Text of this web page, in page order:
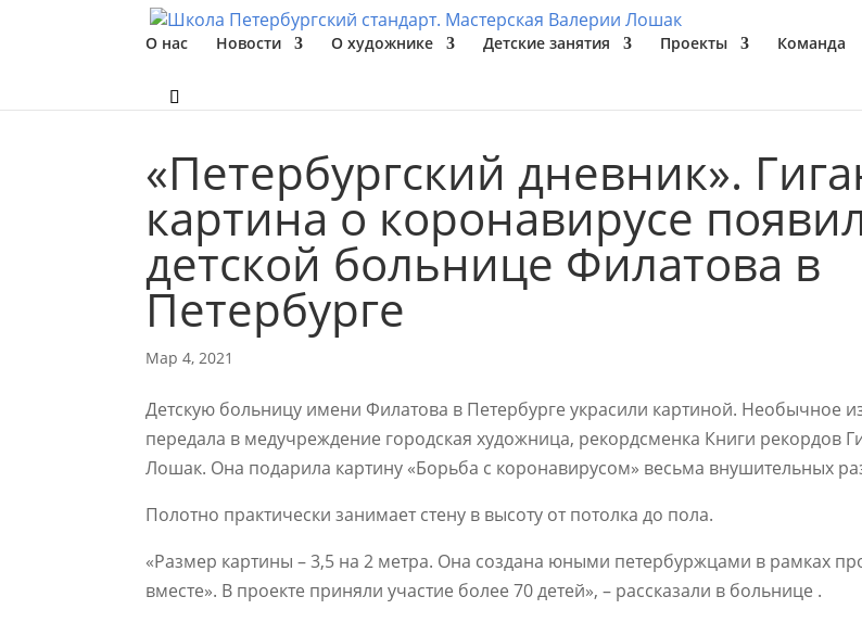
О нас Новости О художнике Детские занятия Проекты Команда
«Петербургский дневник».
картина о коронавирусе
детской больнице Филатова в
Петербурге
Мар 4, 2021
Детскую больницу имени Филатова в Петербурге украсили картиной. Необычное
передала в медучреждение городская художница, рекордсменка Книги рекордов
Лошак. Она подарила картину «Борьба с коронавирусом» весьма внушительных
Полотно практически занимает стену в высоту от потолка до пола.
«Размер картины – 3,5 на 2 метра. Она создана юными петербуржцами в рамках
вместе». В проекте приняли участие более 70 детей», – рассказали в больнице .